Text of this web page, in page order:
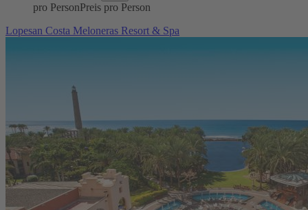
pro PersonPreis pro Person
Lopesan Costa Meloneras Resort & Spa